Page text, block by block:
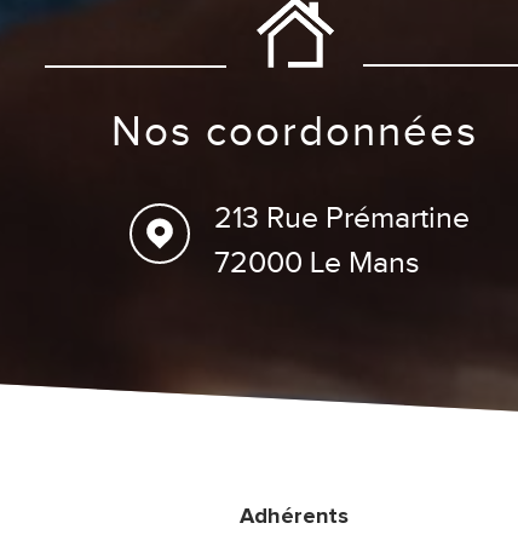
nos coordonnées
213 Rue Prémartine
72000 Le Mans
Adhérents